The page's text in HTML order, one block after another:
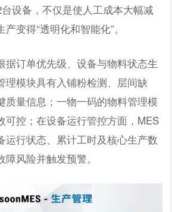
设备，不仅是使人工成本大幅减
变得“透明化和智能化”。
据订单优先级、设备与物料状态生
理模块具有入铺粉检测、层间缺
质量信息；一物一码的物料管理模
可控；在设备运行管控方面，MES
运行状态、累计工时及核心生产数
风险并触发预警。